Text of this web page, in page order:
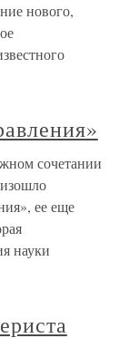
нового,
сочетании
ее еще
науки